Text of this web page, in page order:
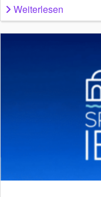
Weiterlesen